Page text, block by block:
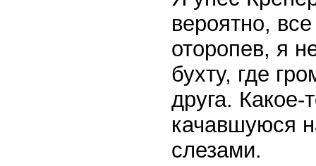
вероятно,
оторопев, я
бухту, где
друга. Какое-
качавшуюся
слезами.